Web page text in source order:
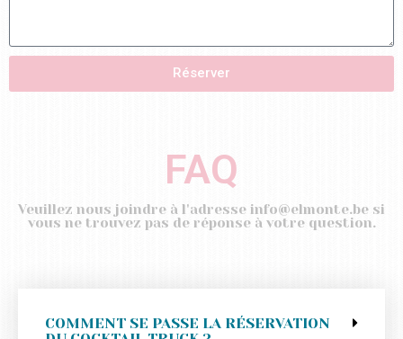
Réserver
FAQ
Veuillez nous joindre à l'adresse info@elmonte.be si
vous ne trouvez pas de réponse à votre question.
COMMENT SE PASSE LA RÉSERVATION